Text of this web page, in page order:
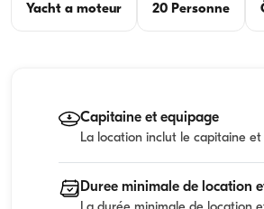
Yacht a moteur
20 Personne
Capitaine et equipage
La location inclut le capitaine et
Duree minimale de location